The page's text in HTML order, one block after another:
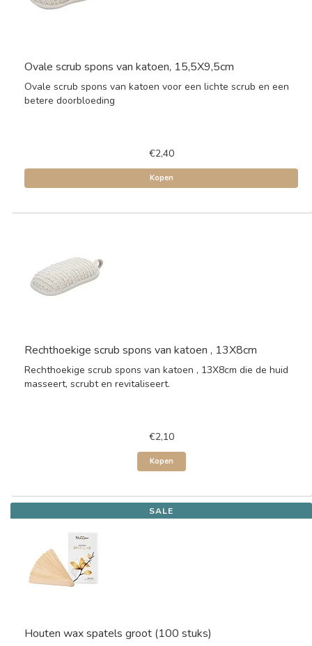
Ovale scrub spons van katoen, 15,5X9,5cm
Ovale scrub spons van katoen voor een lichte scrub en een
betere doorbloeding
€2,40
Kopen
Rechthoekige scrub spons van katoen , 13X8cm
Rechthoekige scrub spons van katoen , 13X8cm die de huid
masseert, scrubt en revitaliseert.
€2,10
Kopen
SALE
Houten wax spatels groot (100 stuks)